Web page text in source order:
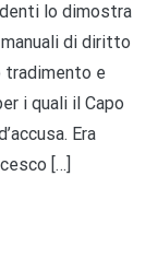
lo dimostra
di diritto
tradimento e
i quali il Capo
Era
[…]